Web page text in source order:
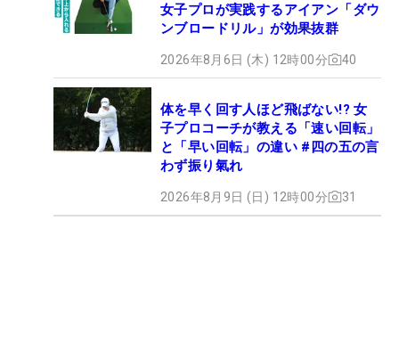
女子プロが実践するアイアン「ダウ
ンブロードリル」が効果抜群
2026年8月6日 (木) 12時00分 40
体を早く回す人ほど飛ばない!? 女
子プロコーチが教える「速い回転」
と「早い回転」の違い #四の五の言
わず振り氣れ
2026年8月9日 (日) 12時00分 31